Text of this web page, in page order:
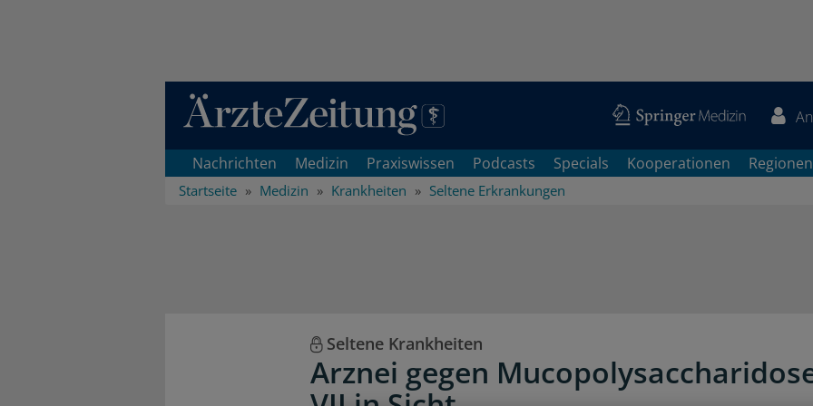
Direkt zum Inhaltsbereich
Nachrichten Medizin Praxiswissen Podcasts Specials Kooperationen Regionen
Startseite Medizin Krankheiten Seltene Erkrankungen
Seltene Krankheiten
Arznei gegen